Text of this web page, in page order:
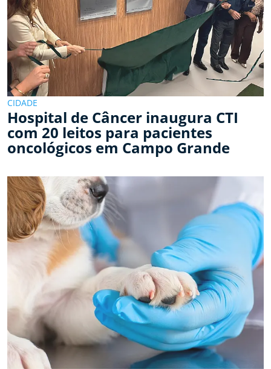
CIDADE
Hospital de Câncer inaugura CTI
com 20 leitos para pacientes
oncológicos em Campo Grande